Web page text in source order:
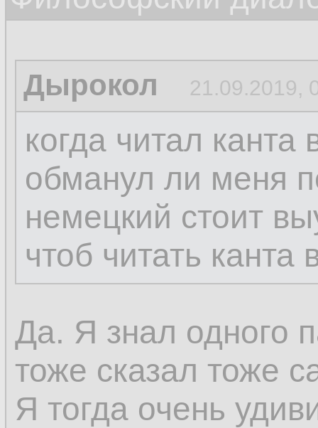
Дырокол 21.09.2019,
когда читал
обманул ли меня
немецкий стоит
чтоб читать канта
Да. Я знал одного
тоже сказал тоже
Я тогда очень